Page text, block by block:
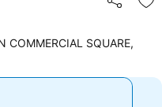
Kongsi
SQUARE,